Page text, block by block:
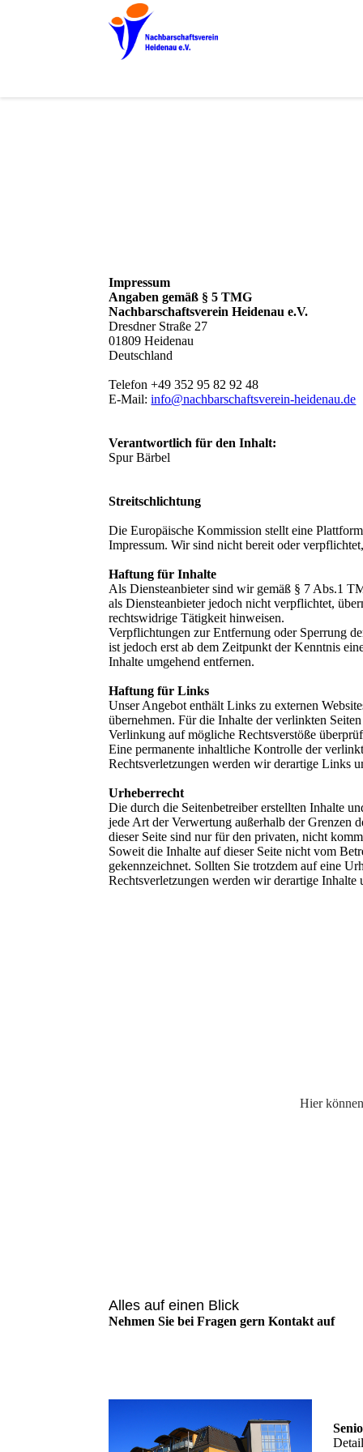
Impressum
Angaben gemäß § 5 TMG
Nachbarschaftsverein Heidenau e.V.
Dresdner Straße 27
01809 Heidenau
Deutschland
Telefon +49 352 95 82 92 48
E-Mail:info@nachbarschaftsverein-heidenau.de
Verantwortlich für den Inhalt:
Spur Bärbel
Streitschlichtung
Die Europäische Kommission stellt eine
Impressum. Wir sind nicht bereit oder
Haftung für Inhalte
Als Diensteanbieter sind wir gemäß § 7 Abs.1
als Diensteanbieter jedoch nicht verpflichtet,
rechtswidrige Tätigkeit hinweisen.
Verpflichtungen zur Entfernung oder Sperrung
ist jedoch erst ab dem Zeitpunkt der Kenntnis
Inhalte umgehend entfernen.
Haftung für Links
Unser Angebot enthält Links zu externen
übernehmen. Für die Inhalte der verlinkten
Verlinkung auf mögliche Rechtsverstöße
Eine permanente inhaltliche Kontrolle der
Rechtsverletzungen werden wir derartige Links
Urheberrecht
Die durch die Seitenbetreiber erstellten Inhalte
jede Art der Verwertung außerhalb der Grenzen
dieser Seite sind nur für den privaten, nicht
Soweit die Inhalte auf dieser Seite nicht vom
gekennzeichnet. Sollten Sie trotzdem auf eine
Rechtsverletzungen werden wir derartige Inhalte
Hier
Alles auf einen Blick
Nehmen Sie bei Fragen gern Kontakt auf